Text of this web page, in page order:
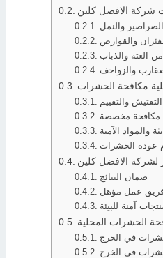
شركة الافضل كلين
والنمل
والقوارض
العتة والذباب
والزواحف
مكافحة الحشرات
التفتيش والتقييم
مخصصة
والمواد الآمنة
عودة الحشرات
لشركة الافضل كلين
ضمان النتائج
فريق عمل مؤهل
آمنة للبيئة
الحشرات المحلية
في الخرج
في الخرج